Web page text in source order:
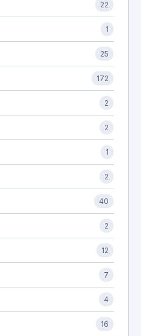
22
1
25
172
2
2
1
2
40
2
12
7
4
16